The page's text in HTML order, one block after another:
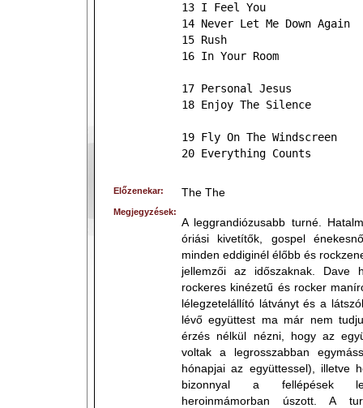
13 I Feel You
14 Never Let Me Down Again
15 Rush
16 In Your Room
17 Personal Jesus
18 Enjoy The Silence
19 Fly On The Windscreen
20 Everything Counts
Előzenekar: The The
Megjegyzések:
A leggrandiózusabb turné.
óriási kivetítők, gospel
minden eddiginél élőbb és
jellemzői az időszaknak. Dave
rockeres kinézetű és rocker
lélegzetelállító látványt és a
lévő együttest ma már nem
érzés nélkül nézni, hogy az
voltak a legrosszabban
hónapjai az együttessel), illetve
bizonnyal a fellépések
heroinmámorban úszott. A